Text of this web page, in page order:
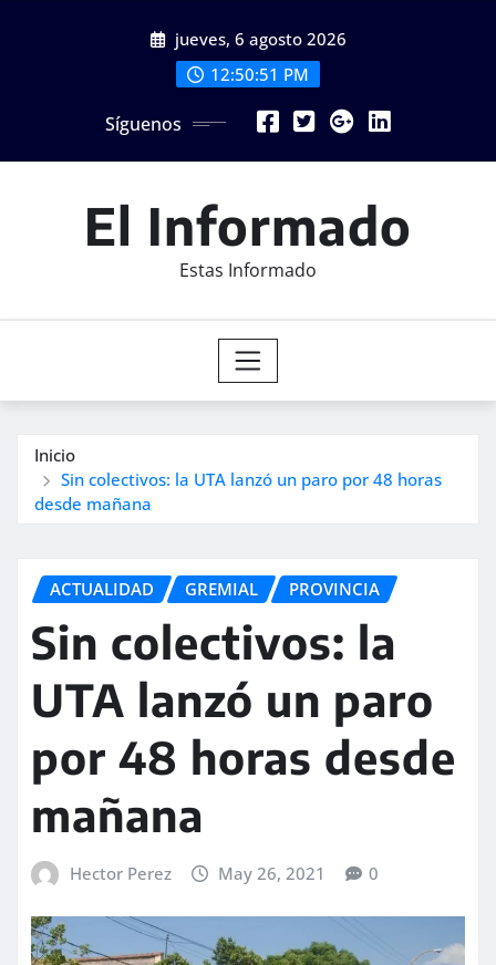
jueves, 6 agosto 2026
12:50:53 PM
Síguenos
El Informado
Estas Informado
Inicio
Sin colectivos: la UTA lanzó un paro por 48 horas
desde mañana
ACTUALIDAD GREMIAL PROVINCIA
Sin colectivos: la
UTA lanzó un paro
por 48 horas desde
mañana
Hector Perez May 26, 2021 0